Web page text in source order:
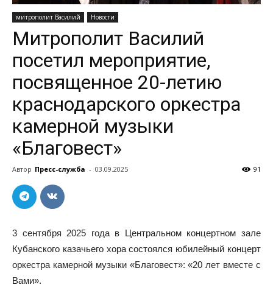
митрополит Василий Новости
Митрополит Василий
посетил мероприятие,
посвященное 20-летию
краснодарского оркестра
камерной музыки
«Благовест»
Автор Пресс-служба - 03.09.2025 91
3 сентября 2025 года в Центральном концертном зале
Кубанского казачьего хора состоялся юбилейный концерт
оркестра камерной музыки «Благовест»: «20 лет вместе с
Вами».